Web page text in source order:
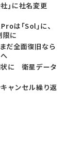
社」に社名変更
は「Sol」に、
限に
だ全面復旧なら
状に 衛星データ
ャンセル繰り返